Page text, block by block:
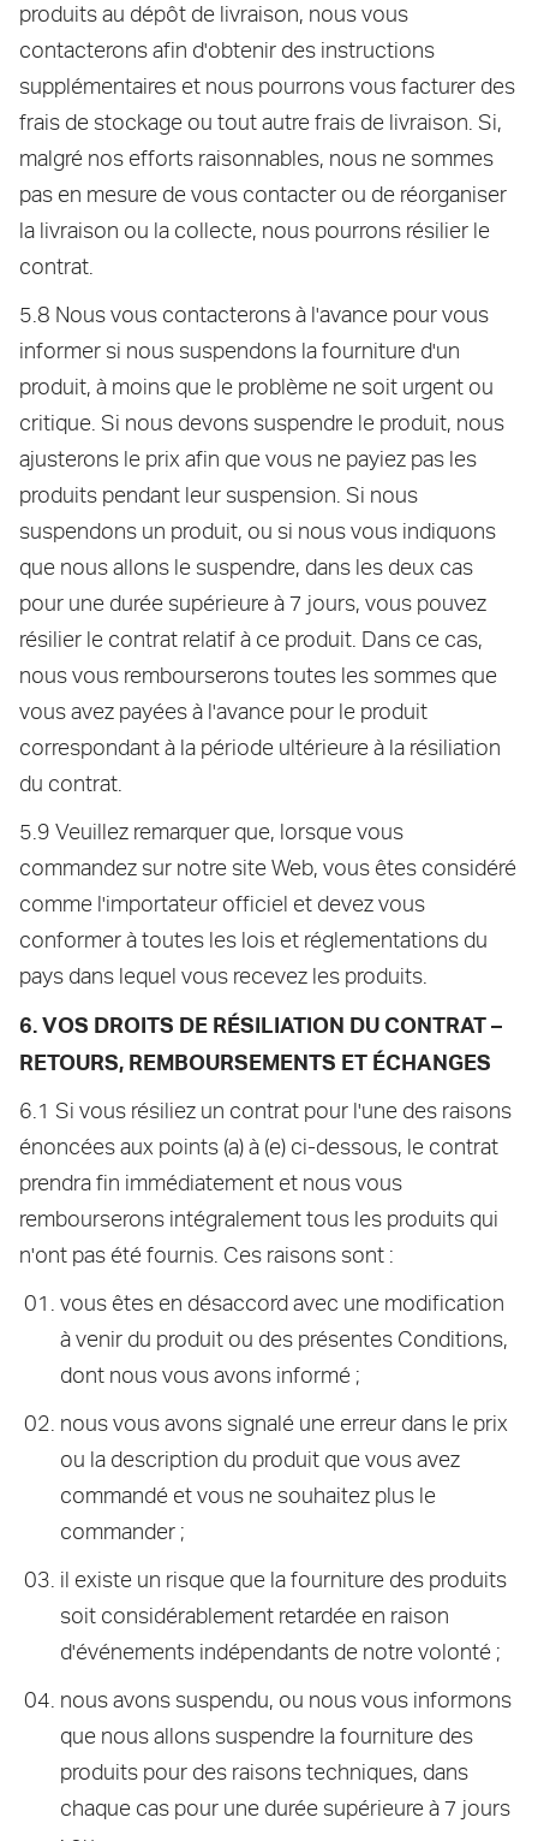
produits au dépôt de livraison, nous vous
contacterons afin d'obtenir des instructions
supplémentaires et nous pourrons vous facturer des
frais de stockage ou tout autre frais de livraison. Si,
malgré nos efforts raisonnables, nous ne sommes
pas en mesure de vous contacter ou de réorganiser
la livraison ou la collecte, nous pourrons résilier le
contrat.
5.8 Nous vous contacterons à l'avance pour vous
informer si nous suspendons la fourniture d'un
produit, à moins que le problème ne soit urgent ou
critique. Si nous devons suspendre le produit, nous
ajusterons le prix afin que vous ne payiez pas les
produits pendant leur suspension. Si nous
suspendons un produit, ou si nous vous indiquons
que nous allons le suspendre, dans les deux cas
pour une durée supérieure à 7 jours, vous pouvez
résilier le contrat relatif à ce produit. Dans ce cas,
nous vous rembourserons toutes les sommes que
vous avez payées à l'avance pour le produit
correspondant à la période ultérieure à la résiliation
du contrat.
5.9 Veuillez remarquer que, lorsque vous
commandez sur notre site Web, vous êtes considéré
comme l'importateur officiel et devez vous
conformer à toutes les lois et réglementations du
pays dans lequel vous recevez les produits.
6. VOS DROITS DE RÉSILIATION DU CONTRAT –
RETOURS, REMBOURSEMENTS ET ÉCHANGES
6.1 Si vous résiliez un contrat pour l'une des raisons
énoncées aux points (a) à (e) ci-dessous, le contrat
prendra fin immédiatement et nous vous
rembourserons intégralement tous les produits qui
n'ont pas été fournis. Ces raisons sont :
vous êtes en désaccord avec une modification
à venir du produit ou des présentes Conditions,
dont nous vous avons informé ;
nous vous avons signalé une erreur dans le prix
ou la description du produit que vous avez
commandé et vous ne souhaitez plus le
commander ;
il existe un risque que la fourniture des produits
soit considérablement retardée en raison
d'événements indépendants de notre volonté ;
nous avons suspendu, ou nous vous informons
que nous allons suspendre la fourniture des
produits pour des raisons techniques, dans
chaque cas pour une durée supérieure à 7 jours